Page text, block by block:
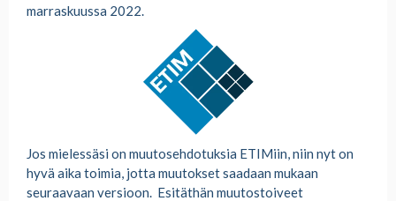
marraskuussa 2022.
Jos mielessäsi on muutosehdotuksia ETIMiin, niin nyt on
hyvä aika toimia, jotta muutokset saadaan mukaan
seuraavaan versioon. Esitäthän muutostoiveet